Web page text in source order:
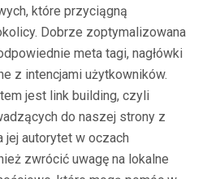
które przyciągną
Dobrze zoptymalizowana
meta tagi, nagłówki
z intencjami użytkowników.
jest link building, czyli
do naszej strony z
jej autorytet w oczach
zwrócić uwagę na lokalne